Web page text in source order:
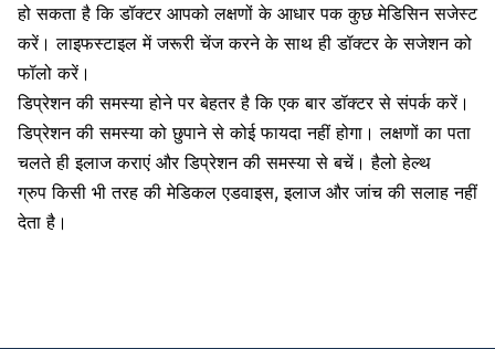
हो सकता है कि डॉक्टर आपको लक्षणों के आधार पक कुछ मेडिसिन सजेस्ट
करें। लाइफस्टाइल में जरूरी चेंज करने के साथ ही डॉक्टर के सजेशन को
फॉलो करें।
डिप्रेशन की समस्या होने पर बेहतर है कि एक बार डॉक्टर से संपर्क करें।
डिप्रेशन की समस्या को छुपाने से कोई फायदा नहीं होगा। लक्षणों का पता
चलते ही इलाज कराएं और डिप्रेशन की समस्या से बचें। हैलो हेल्थ
ग्रुप किसी भी तरह की मेडिकल एडवाइस, इलाज और जांच की सलाह नहीं
देता है।